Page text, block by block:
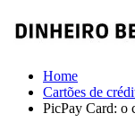
Home
Cartões de
PicPay Card: o